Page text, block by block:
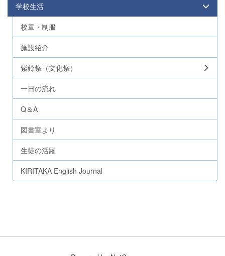
学校生活
校章・制服
施設紹介
紫鈴祭（文化祭）
一日の流れ
Q＆A
図書室より
生徒の活躍
KIRITAKA English Journal